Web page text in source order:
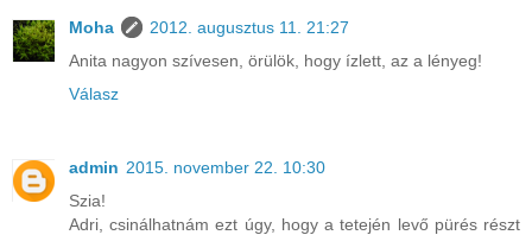
Moha
2012. augusztus 11. 21:27
Anita nagyon szívesen, örülök, hogy ízlett, az a lényeg!
Válasz
admin 2015. november 22. 10:30
Szia!
Adri, csinálhatnám ezt úgy, hogy a tetején levő pürés részt